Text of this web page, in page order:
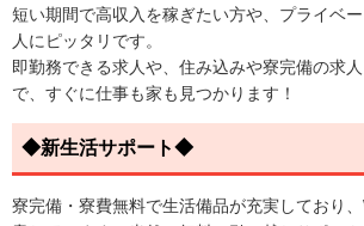
短い期間で高収入を稼ぎたい方や、プライベ
人にピッタリです。
即勤務できる求人や、住み込みや寮完備の求
で、すぐに仕事も家も見つかります！
◆新生活サポート◆
寮完備・寮費無料で生活備品が充実しており